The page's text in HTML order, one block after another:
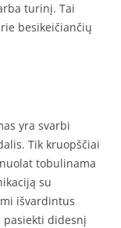
turinį. Tai
besikeičiančių
yra svarbi
Tik kruopščiai
tobulinama
su
išvardintus
didesnį